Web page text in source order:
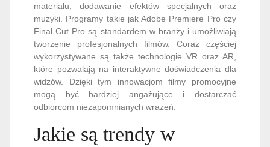
materiału, dodawanie efektów specjalnych oraz
muzyki. Programy takie jak Adobe Premiere Pro czy
Final Cut Pro są standardem w branży i umożliwiają
tworzenie profesjonalnych filmów. Coraz częściej
wykorzystywane są także technologie VR oraz AR,
które pozwalają na interaktywne doświadczenia dla
widzów. Dzięki tym innowacjom filmy promocyjne
mogą być bardziej angażujące i dostarczać
odbiorcom niezapomnianych wrażeń.
Jakie są trendy w